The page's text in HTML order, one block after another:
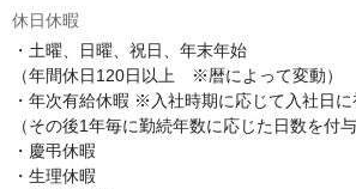
休日休暇
・土曜、日曜、祝日、年末年始
（年間休日120日以上　※暦によって変動）
・年次有給休暇 ※入社時期に応じて入社日
（その後1年毎に勤続年数に応じた日数を付与
・慶弔休暇
・生理休暇